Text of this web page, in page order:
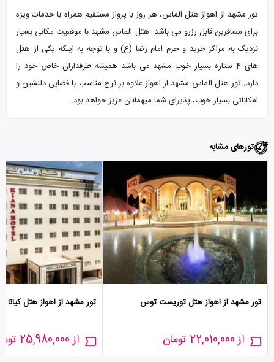
تور مشهد از اهواز هتل الماس، هر روز با پرواز مستقیم همراه با خدمات ویژه
برای مسافرین قابل رزرو می باشد. هتل الماس مشهد با موقعیت مکانی بسیار
نزدیک به مراکز خرید و حرم امام رضا (ع) و با توجه به اینکه یکی از هتل
های 4 ستاره بسیار خوب مشهد می باشد همیشه طرفداران خاص خود را
دارد. تور هتل الماس مشهد از اهواز علاوه بر نرخ مناسب با فضایی دلنشین و
امکاناتی بسیار خوب، پذیرای شما میهمانان عزیز خواهد بود.
تورهای مشابه
تور مشهد از اهواز هتل توریست توس
از 22,010,000 تومان
تور مشهد از اهواز هتل کیانا
از 25,980,000 تومان